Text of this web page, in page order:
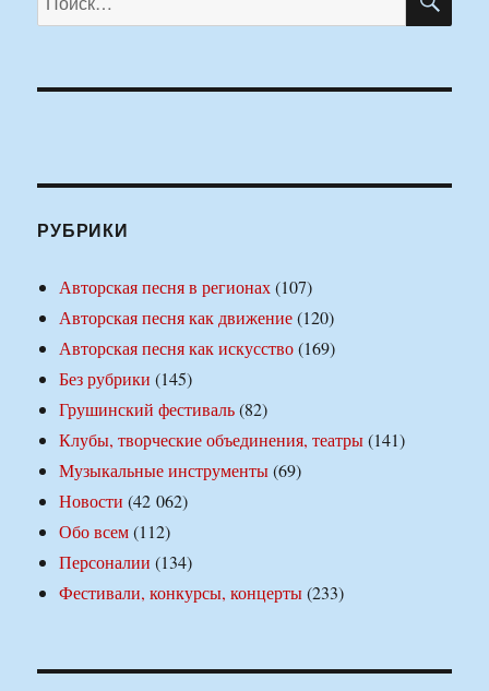
РУБРИКИ
Авторская песня в регионах(107)
Авторская песня как движение(120)
Авторская песня как искусство(169)
Без рубрики (145)
Грушинский фестиваль(82)
Клубы, творческие объединения, театры(141)
Музыкальные инструменты(69)
Новости (42 062)
Обо всем(112)
Персоналии (134)
Фестивали, конкурсы, концерты(233)